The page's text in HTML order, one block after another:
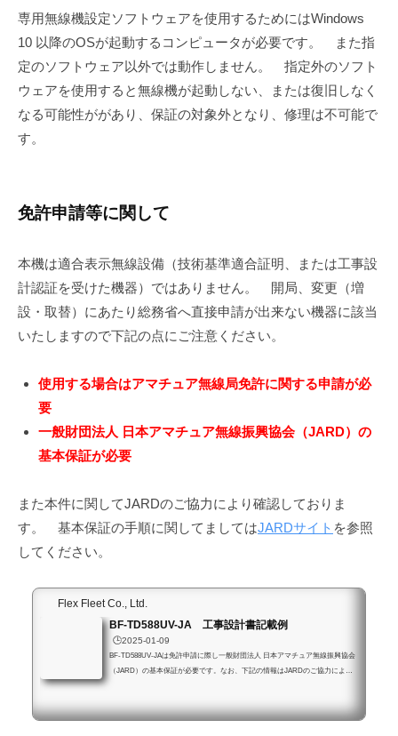
専用無線機設定ソフトウェアを使用するためにはWindows
10 以降のOSが起動するコンピュータが必要です。 また指
定のソフトウェア以外では動作しません。 指定外のソフト
ウェアを使用すると無線機が起動しない、または復旧しなく
なる可能性ががあり、保証の対象外となり、修理は不可能で
す。
免許申請等に関して
本機は適合表示無線設備（技術基準適合証明、または工事設
計認証を受けた機器）ではありません。 開局、変更（増
設・取替）にあたり総務省へ直接申請が出来ない機器に該当
いたしますので下記の点にご注意ください。
使用する場合はアマチュア無線局免許に関する申請が必
要
一般財団法人 日本アマチュア無線振興協会（JARD）の
基本保証が必要
また本件に関してJARDのご協力により確認しておりま
す。 基本保証の手順に関してましてはJARDサイト を参照
してください。
Flex Fleet Co., Ltd.
BF-TD588UV-JA 工事設計書記載例
🕒️2025-01-09
BF-TD588UV-JAは免許申請に際し一般財団法人 日本アマチュア無線振興協会
（JARD）の基本保証が必要です。なお、下記の情報はJARDのご協力により
情報送信機番号ご自身の無線局の実態に合わせて記載してください適合表示無